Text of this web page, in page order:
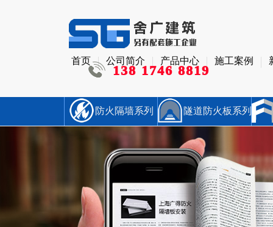
首页 公司简介 产品中心 施工案例
138 1746 8819
防火隔墙系列 隧道防火板系列